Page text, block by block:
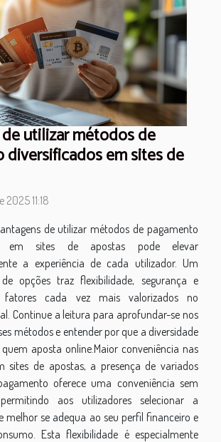
utilizar métodos de
diversificados em sites de
11:18
de utilizar métodos de pagamento
em sites de apostas pode elevar
a experiência de cada utilizador. Um
opções traz flexibilidade, segurança e
fatores cada vez mais valorizados no
Continue a leitura para aprofundar-se nos
métodos e entender por que a diversidade
aposta online.Maior conveniência nas
sites de apostas, a presença de variados
oferece uma conveniência sem
aos utilizadores selecionar a
melhor se adequa ao seu perfil financeiro e
Esta flexibilidade é especialmente